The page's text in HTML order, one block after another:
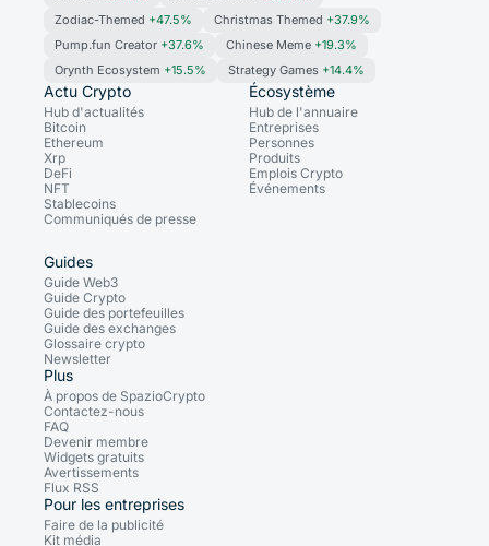
Zodiac-Themed +47.5% Christmas Themed +37.9%
Pump.fun Creator +37.6% Chinese Meme +19.3%
Orynth Ecosystem +15.5% Strategy Games +14.4%
Actu Crypto
Hub d'actualités
Bitcoin
Ethereum
Xrp
DeFi
NFT
Stablecoins
Communiqués de presse
Écosystème
Hub de l'annuaire
Entreprises
Personnes
Produits
Emplois Crypto
Événements
Guides
Guide Web3
Guide Crypto
Guide des portefeuilles
Guide des exchanges
Glossaire crypto
Newsletter
Plus
À propos de SpazioCrypto
Contactez-nous
FAQ
Devenir membre
Widgets gratuits
Avertissements
Flux RSS
Pour les entreprises
Faire de la publicité
Kit média